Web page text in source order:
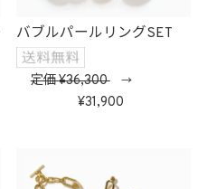
バブルパールリングSET
定価 36,300→
31,900